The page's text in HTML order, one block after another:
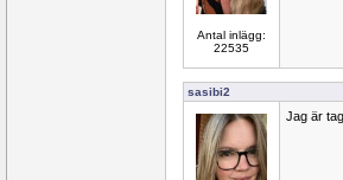
Antal inlägg:
22535
sasibi2
Jag är